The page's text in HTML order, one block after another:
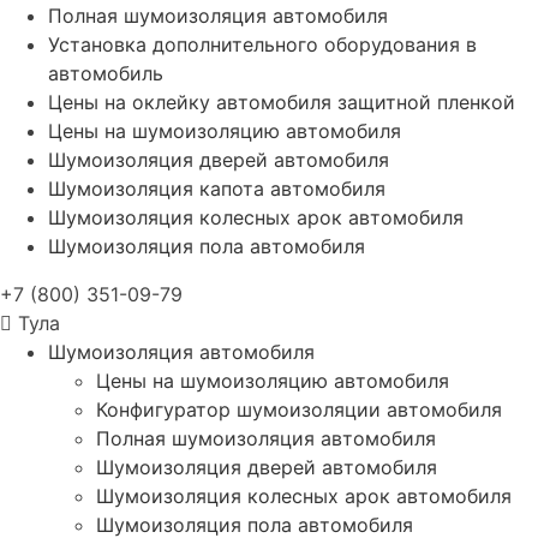
Полная шумоизоляция автомобиля
Установка дополнительного оборудования в
автомобиль
Цены на оклейку автомобиля защитной пленкой
Цены на шумоизоляцию автомобиля
Шумоизоляция дверей автомобиля
Шумоизоляция капота автомобиля
Шумоизоляция колесных арок автомобиля
Шумоизоляция пола автомобиля
+7 (800) 351-09-79
Тула
Шумоизоляция автомобиля
Цены на шумоизоляцию автомобиля
Конфигуратор шумоизоляции автомобиля
Полная шумоизоляция автомобиля
Шумоизоляция дверей автомобиля
Шумоизоляция колесных арок автомобиля
Шумоизоляция пола автомобиля